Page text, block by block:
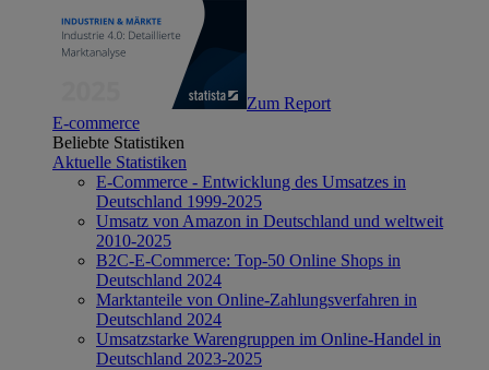
Zum Report
E-commerce
Beliebte Statistiken
Aktuelle Statistiken
E-Commerce - Entwicklung des Umsatzes in
Deutschland 1999-2025
Umsatz von Amazon in Deutschland und weltweit
2010-2025
B2C-E-Commerce: Top-50 Online Shops in
Deutschland 2024
Marktanteile von Online-Zahlungsverfahren in
Deutschland 2024
Umsatzstarke Warengruppen im Online-Handel in
Deutschland 2023-2025